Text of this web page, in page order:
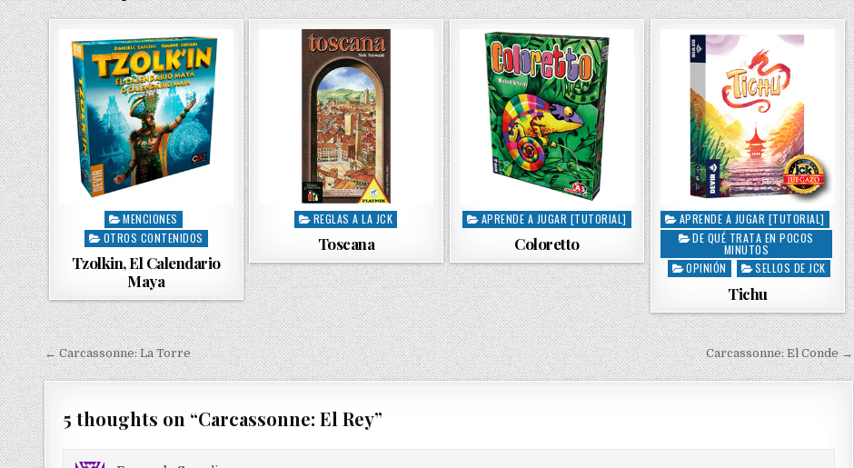
P
o
s
d
i
n
MENCIONES
OTROS CONTENIDOS
Tzolkin, El Calendario
Maya
P
t
e
d
i
n
REGLAS A LA JCK
Toscana
P
t
e
d
i
n
APRENDE A JUGAR [TUTORIAL]
Coloretto
P
s
d
i
n
APRENDE A JUGAR [TUTORIAL]
DE QUÉ TRATA EN POCOS
MINUTOS
OPINIÓN
SELLOS DE JCK
Tichu
N
← Carcassonne: La Torre Carcassonne: El Conde →
5 thoughts on “Carcassonne: El Rey”